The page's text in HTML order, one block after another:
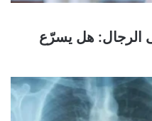
الرجال: هل يسرّع